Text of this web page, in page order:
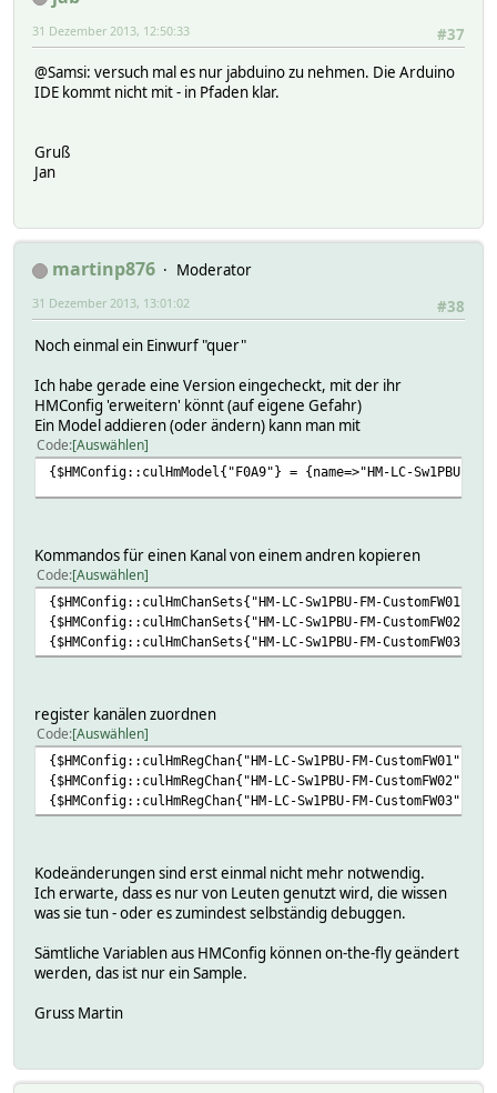
#37
31 Dezember 2013, 12:50:33
@Samsi: versuch mal es nur jabduino zu nehmen. Die Arduino
IDE kommt nicht mit - in Pfaden klar.
Gruß
Jan
martinp876
Moderator
#38
31 Dezember 2013, 13:01:02
Noch einmal ein Einwurf "quer"
Ich habe gerade eine Version eingecheckt, mit der ihr
HMConfig 'erweitern' könnt (auf eigene Gefahr)
Ein Model addieren (oder ändern) kann man mit
Code Auswählen
{$HMConfig::culHmModel{"F0A9"} =
Kommandos für einen Kanal von einem andren kopieren
Code Auswählen
{$HMConfig::culHmChanSets{"HM-LC-Sw1PBU-FM-
{$HMConfig::culHmChanSets{"HM-LC-Sw1PBU-FM-
{$HMConfig::culHmChanSets{"HM-LC-Sw1PBU-FM-
register kanälen zuordnen
Code Auswählen
{$HMConfig::culHmRegChan{"HM-LC-Sw1PBU-FM-
{$HMConfig::culHmRegChan{"HM-LC-Sw1PBU-FM-
{$HMConfig::culHmRegChan{"HM-LC-Sw1PBU-FM-
Kodeänderungen sind erst einmal nicht mehr notwendig.
Ich erwarte, dass es nur von Leuten genutzt wird, die wissen
was sie tun - oder es zumindest selbständig debuggen.
Sämtliche Variablen aus HMConfig können on-the-fly geändert
werden, das ist nur ein Sample.
Gruss Martin